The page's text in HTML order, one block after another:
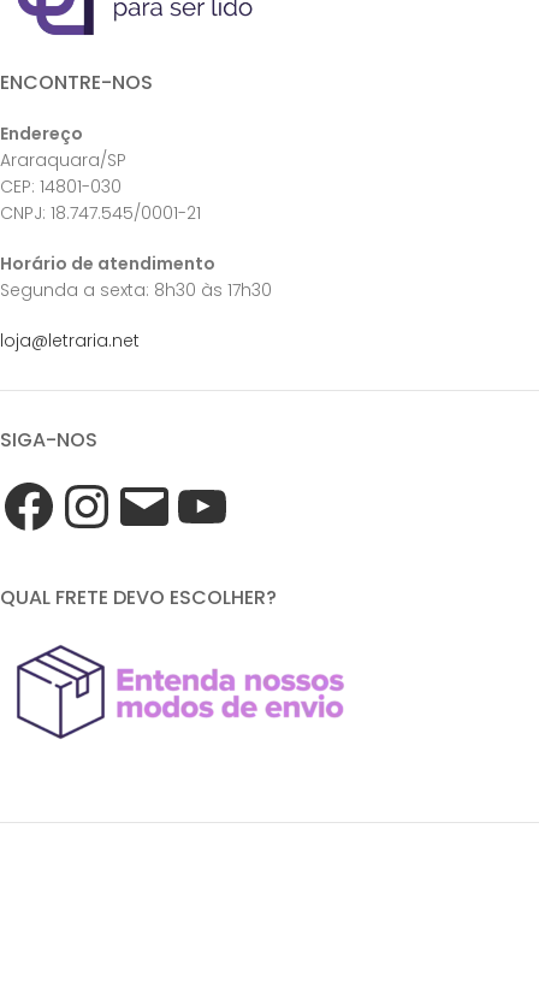
ENCONTRE-NOS
Endereço
Araraquara/SP
CEP: 14801-030
CNPJ: 18.747.545/0001-21
Horário de atendimento
Segunda a sexta: 8h30 às 17h30
loja@letraria.net
SIGA-NOS
QUAL FRETE DEVO ESCOLHER?